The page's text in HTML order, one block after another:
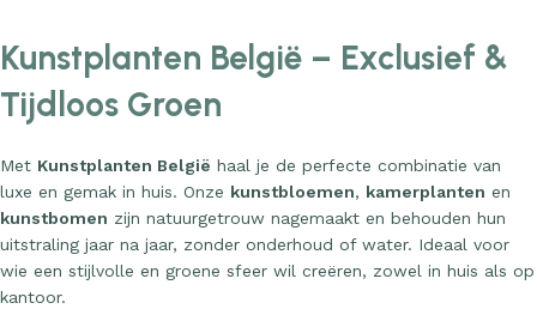
Kunstplanten België – Exclusief &
Tijdloos Groen
Met Kunstplanten België haal je de perfecte combinatie van
luxe en gemak in huis. Onze kunstbloemen, kamerplanten en
kunstbomen zijn natuurgetrouw nagemaakt en behouden hun
uitstraling jaar na jaar, zonder onderhoud of water. Ideaal voor
wie een stijlvolle en groene sfeer wil creëren, zowel in huis als op
kantoor.